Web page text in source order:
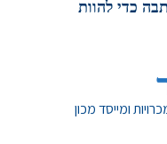
כדי להוות
ומייסד מכון